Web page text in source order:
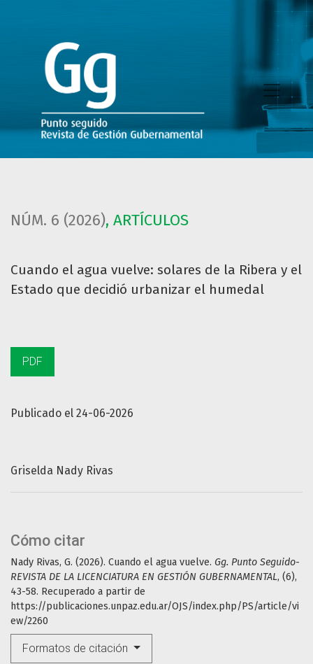
NÚM. 6 (2026), ARTÍCULOS
Cuando el agua vuelve: solares de la Ribera y el
Estado que decidió urbanizar el humedal
Publicado el 24-06-2026
PDF
Cómo citar
Nady Rivas, G. (2026). Cuando el agua vuelve. Gg. Punto Seguido-
REVISTA DE LA LICENCIATURA EN GESTIÓN GUBERNAMENTAL, (6),
43-58. Recuperado a partir de
https://publicaciones.unpaz.edu.ar/OJS/index.php/PS/article/vi
ew/2260
Formatos de citación
Griselda Nady Rivas